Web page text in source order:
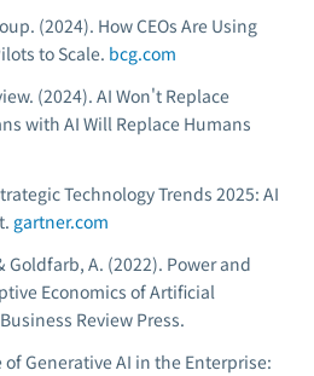
(2024). How CEOs Are Using
to Scale. bcg.com
(2024). AI Won't Replace
with AI Will Replace Humans
Technology Trends 2025: AI
gartner.com
Goldfarb, A. (2022). Power and
Economics of Artificial
Review Press.
of Generative AI in the Enterprise: